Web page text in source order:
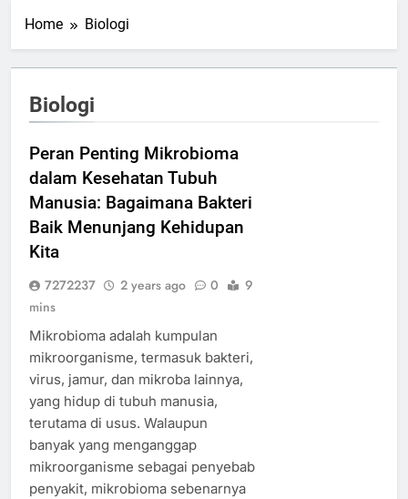
Home Biologi
Biologi
Peran Penting Mikrobioma
dalam Kesehatan Tubuh
Manusia: Bagaimana Bakteri
Baik Menunjang Kehidupan
Kita
7272237 2 years ago 0
9
mins
Mikrobioma adalah kumpulan
mikroorganisme, termasuk bakteri,
virus, jamur, dan mikroba lainnya,
yang hidup di tubuh manusia,
terutama di usus. Walaupun
banyak yang menganggap
mikroorganisme sebagai penyebab
penyakit, mikrobioma sebenarnya